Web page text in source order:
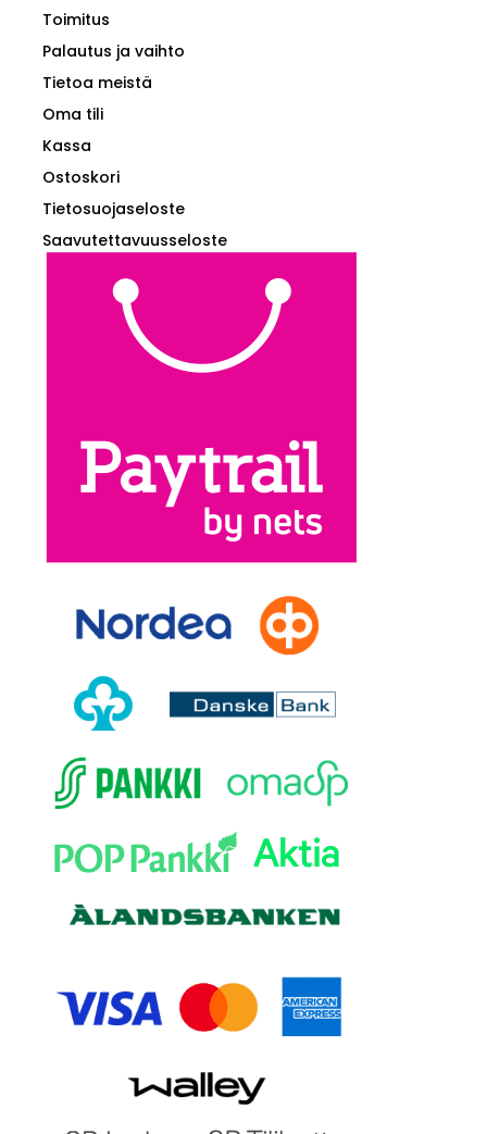
Toimitus
Palautus ja vaihto
Tietoa meistä
Oma tili
Kassa
Ostoskori
Tietosuojaseloste
Saavutettavuusseloste